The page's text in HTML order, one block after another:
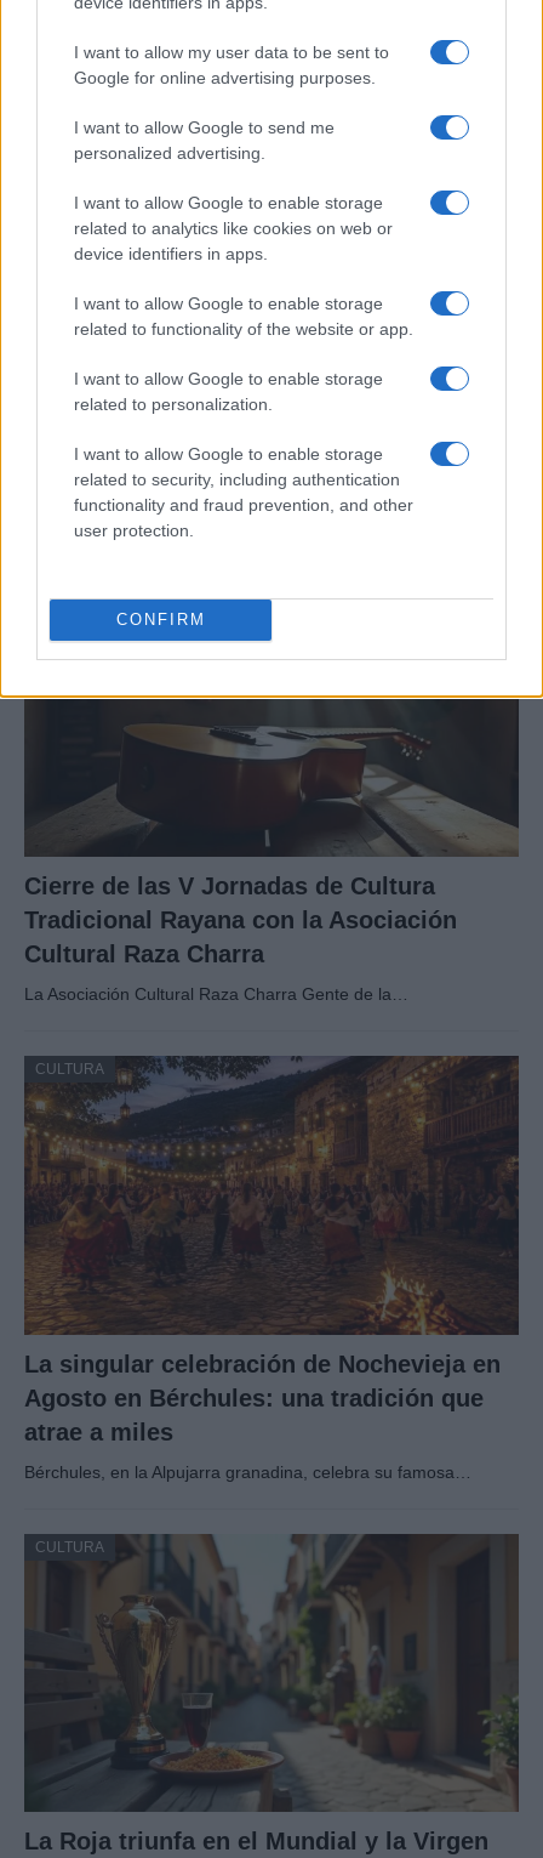
I want to allow my user data to be sent to
Google for online advertising purposes.
I want to allow Google to send me
personalized advertising.
I want to allow Google to enable storage
related to analytics like cookies on web or
device identifiers in apps.
I want to allow Google to enable storage
related to functionality of the website or app.
I want to allow Google to enable storage
related to personalization.
I want to allow Google to enable storage
related to security, including authentication
functionality and fraud prevention, and other
user protection.
CONFIRM
El documental cuenta el tránsito por la adolescencia de…
Cómo Baqueira Beret impulsa la identidad
cultural y deportiva de la Val d’Aran y
Valls d’Àneu
Baqueira Beret no solo es sinónimo de esquí.…
Cierre de las V Jornadas de Cultura
Tradicional Rayana con la Asociación
Cultural Raza Charra
La Asociación Cultural Raza Charra Gente de la…
CULTURA
La singular celebración de Nochevieja en
Agosto en Bérchules: una tradición que
atrae a miles
Bérchules, en la Alpujarra granadina, celebra su famosa…
CULTURA
La Roja triunfa en el Mundial y la Virgen